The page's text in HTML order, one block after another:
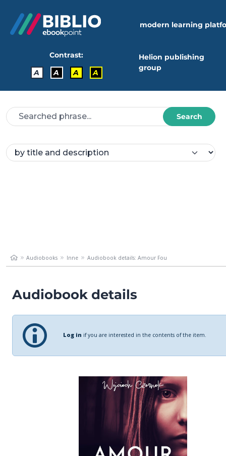
modern learning
Contrast:
A
A A A
Helion publishing
group
Search
Audiobooks Inne Audiobook details: Amour Fou
Audiobook details
Log in if you are interested in the contents of the item.